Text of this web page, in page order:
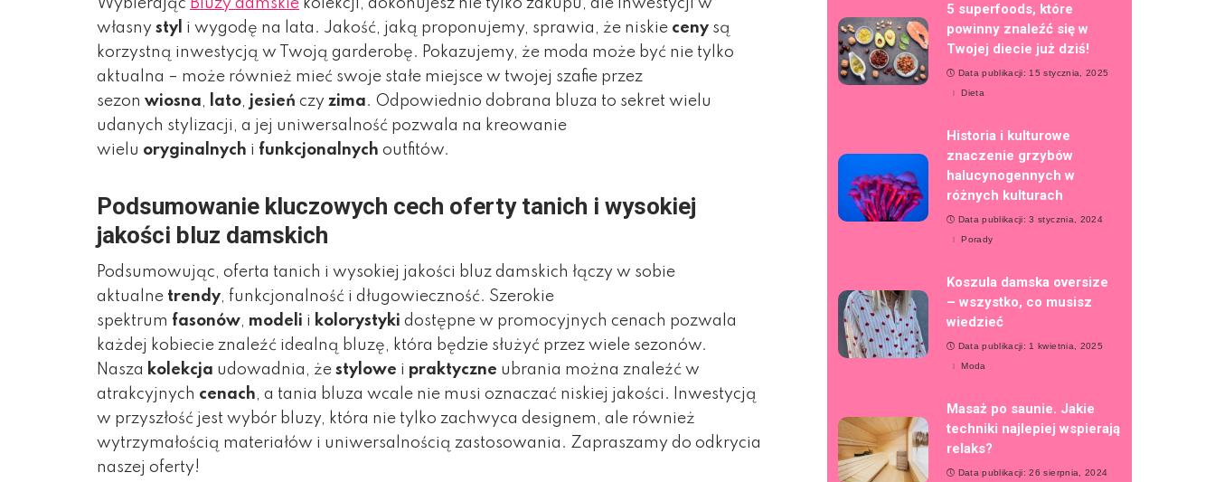
Wybierając Bluzy damskie kolekcji, dokonujesz nie tylko zakupu, ale inwestycji w
własny styl i wygodę na lata. Jakość, jaką proponujemy, sprawia, że niskie ceny są
korzystną inwestycją w Twoją garderobę. Pokazujemy, że moda może być nie tylko
aktualna – może również mieć swoje stałe miejsce w twojej szafie przez
sezon wiosna, lato, jesień czy zima. Odpowiednio dobrana bluza to sekret wielu
udanych stylizacji, a jej uniwersalność pozwala na kreowanie
wielu oryginalnych i funkcjonalnych outfitów.
Podsumowanie kluczowych cech oferty tanich i wysokiej
jakości bluz damskich
Podsumowując, oferta tanich i wysokiej jakości bluz damskich łączy w sobie
aktualne trendy, funkcjonalność i długowieczność. Szerokie
spektrum fasonów, modeli i kolorystyki dostępne w promocyjnych cenach pozwala
każdej kobiecie znaleźć idealną bluzę, która będzie służyć przez wiele sezonów.
Nasza kolekcja udowadnia, że stylowe i praktyczne ubrania można znaleźć w
atrakcyjnych cenach, a tania bluza wcale nie musi oznaczać niskiej jakości. Inwestycją
w przyszłość jest wybór bluzy, która nie tylko zachwyca designem, ale również
wytrzymałością materiałów i uniwersalnością zastosowania. Zapraszamy do odkrycia
naszej oferty!
5 superfoods, które
powinny znaleźć się w
Twojej diecie już dziś!
Data publikacji: 15 stycznia, 2025
Dieta
Historia i kulturowe
znaczenie grzybów
halucynogennych w
różnych kulturach
Data publikacji: 3 stycznia, 2024
Porady
Koszula damska oversize
– wszystko, co musisz
wiedzieć
Data publikacji: 1 kwietnia, 2025
Moda
Masaż po saunie. Jakie
techniki najlepiej wspierają
relaks?
Data publikacji: 26 sierpnia, 2024